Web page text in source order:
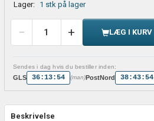
Lager: 1 stk på lager
LÆG I KURV
Sendes i dag hvis du bestiller inden:
GLS 36:13:54 (man)PostNord 38:43:54
Beskrivelse